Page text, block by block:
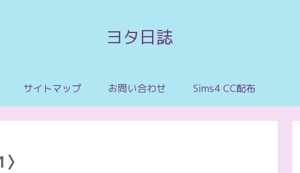
ヨタ日誌
サイトマップ お問い合わせ Sims4 CC配布